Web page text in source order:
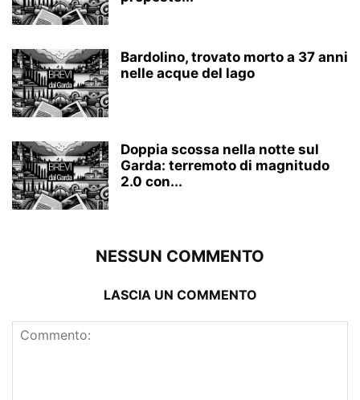
Bardolino, trovato morto a 37 anni
nelle acque del lago
Doppia scossa nella notte sul
Garda: terremoto di magnitudo
2.0 con...
NESSUN COMMENTO
LASCIA UN COMMENTO